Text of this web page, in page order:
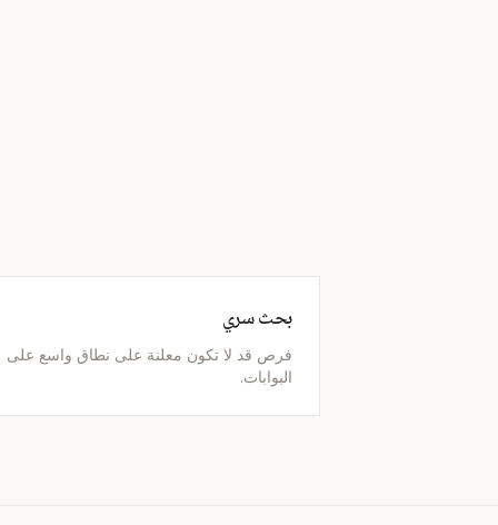
بحث سري
فرص قد لا تكون معلنة على نطاق واسع على
البوابات.